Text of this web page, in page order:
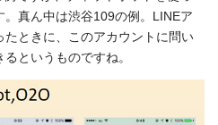
真ん中は渋谷109の例。LINEア
ときに、このアカウントに問い
というものですね。